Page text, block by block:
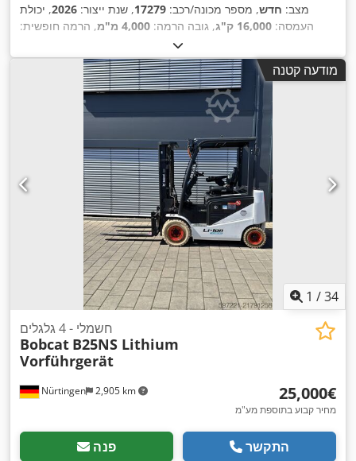
מצב: חדש, מספר מכונה/רכב: 17279, שנת ייצור: 2026, יכולת
העמסה: 16,000 ק"ג , גובה הרמה: 4,000 מ"מ
, הרמה חופשית:
, מרכז העומס:600 מ"מ
טריפלקס, גובה בנייה:3,030 מ"מ , אורך המזלג:2,400 מ"מ
, גודל
הצמיג הקדמי: 12.00-20 100% , גודל צמיג אחורי:12.00-20 100%
משקל כולל:19,300 ק"ג , ציוד: ,
מודעה קטנה
1 /34
Nürtingen 2,905 km
חשמלי - 4 גלגלים
Bobcat B25NS Lithium
Vorführgerät
‏25,000 ‏€
מחיר קבוע בתוספת מע"מ
פנה התקשר